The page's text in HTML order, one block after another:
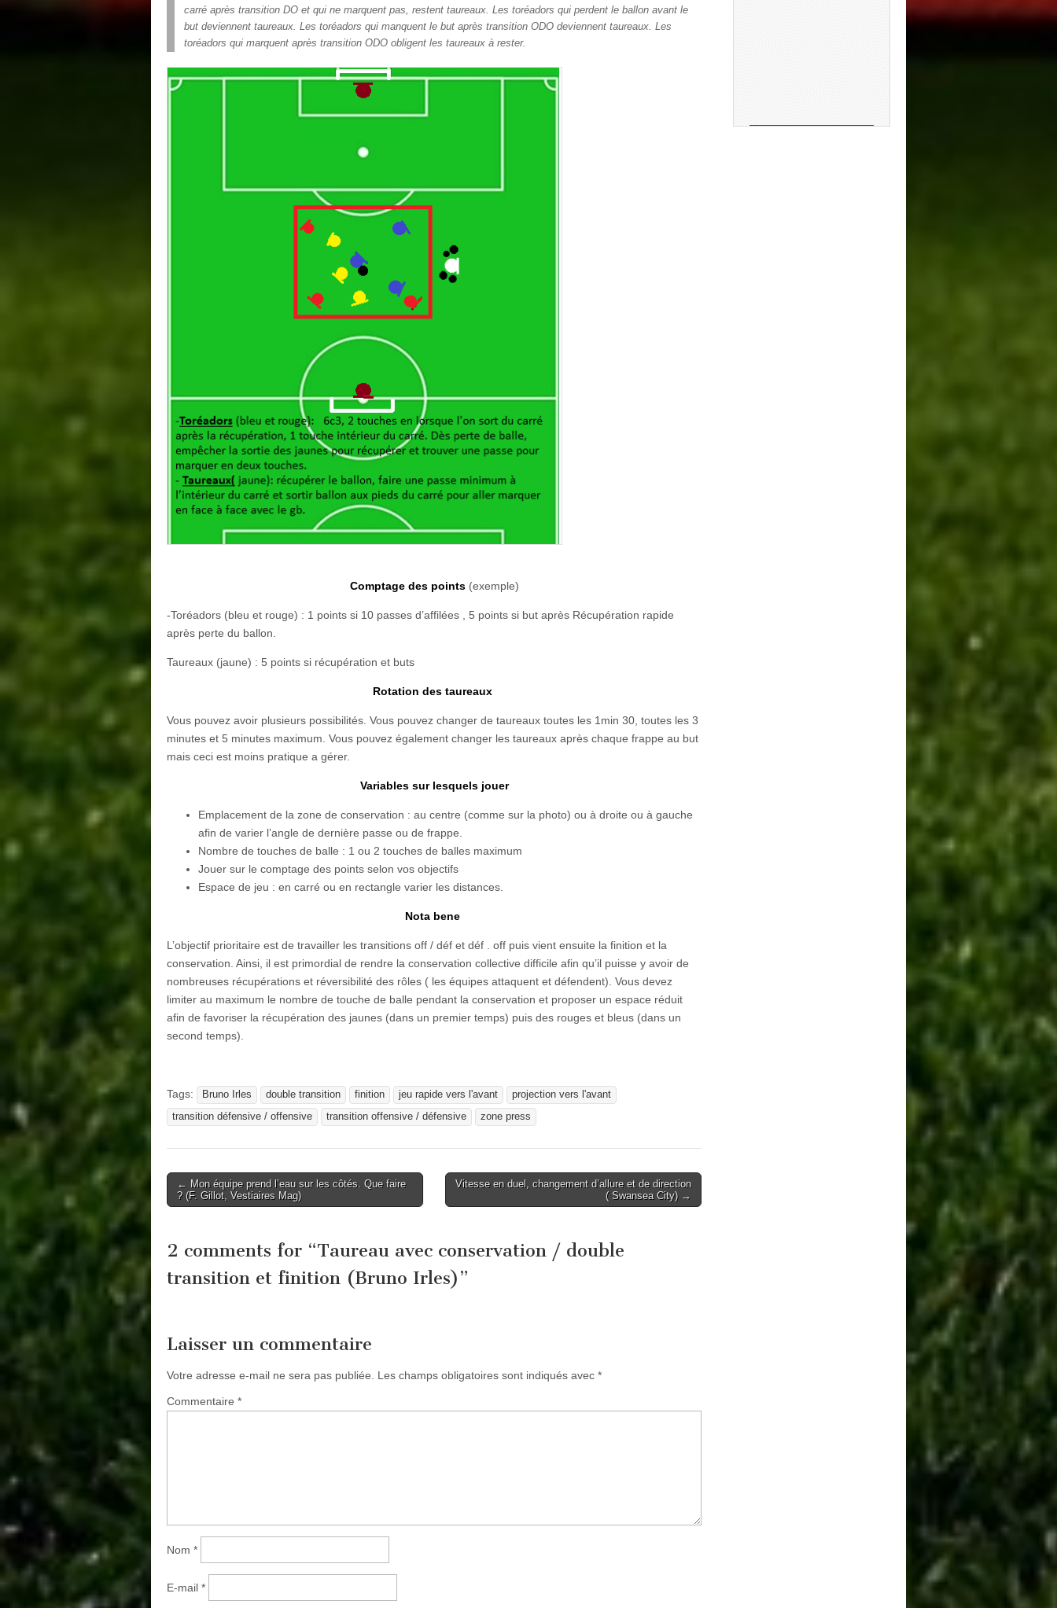
carré après transition DO et qui ne marquent pas, restent taureaux. Les toréadors qui perdent le ballon avant le
but deviennent taureaux. Les toréadors qui manquent le but après transition ODO deviennent taureaux. Les
toréadors qui marquent après transition ODO obligent les taureaux à rester.
Comptage des points(exemple)
-Toréadors (bleu et rouge) : 1 points si 10 passes d’affilées , 5 points si but après Récupération rapide
après perte du ballon.
Taureaux (jaune) : 5 points si récupération et buts
Rotation des taureaux
Vous pouvez avoir plusieurs possibilités. Vous pouvez changer de taureaux toutes les 1min 30, toutes les 3
minutes et 5 minutes maximum. Vous pouvez également changer les taureaux après chaque frappe au but
mais ceci est moins pratique a gérer.
Variables sur lesquels jouer
Emplacement de la zone de conservation : au centre (comme sur la photo) ou à droite ou à gauche
afin de varier l’angle de dernière passe ou de frappe.
Nombre de touches de balle : 1 ou 2 touches de balles maximum
Jouer sur le comptage des points selon vos objectifs
Espace de jeu : en carré ou en rectangle varier les distances.
Nota bene
L’objectif prioritaire est de travailler les transitions off / déf et déf . off puis vient ensuite la finition et la
conservation. Ainsi, il est primordial de rendre la conservation collective difficile afin qu’il puisse y avoir de
nombreuses récupérations et réversibilité des rôles ( les équipes attaquent et défendent). Vous devez
limiter au maximum le nombre de touche de balle pendant la conservation et proposer un espace réduit
afin de favoriser la récupération des jaunes (dans un premier temps) puis des rouges et bleus (dans un
second temps).
Tags: Bruno Irles double transition finition jeu rapide vers l'avant
projection vers l'avant
transition défensive / offensive
transition offensive / défensive zone press
Post
navigation
← Mon équipe prend l’eau sur les côtés. Que faire
? (F. Gillot, Vestiaires Mag)
Vitesse en duel, changement d’allure et de direction
( Swansea City) →
2 comments for “Taureau avec conservation / double
transition et finition (Bruno Irles)”
Laisser un commentaire
Votre adresse e-mail ne sera pas publiée. Les champs obligatoires sont indiqués avec *
Commentaire *
Nom *
E-mail *